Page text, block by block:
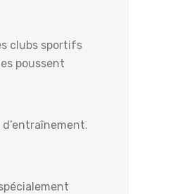
clubs sportifs
poussent